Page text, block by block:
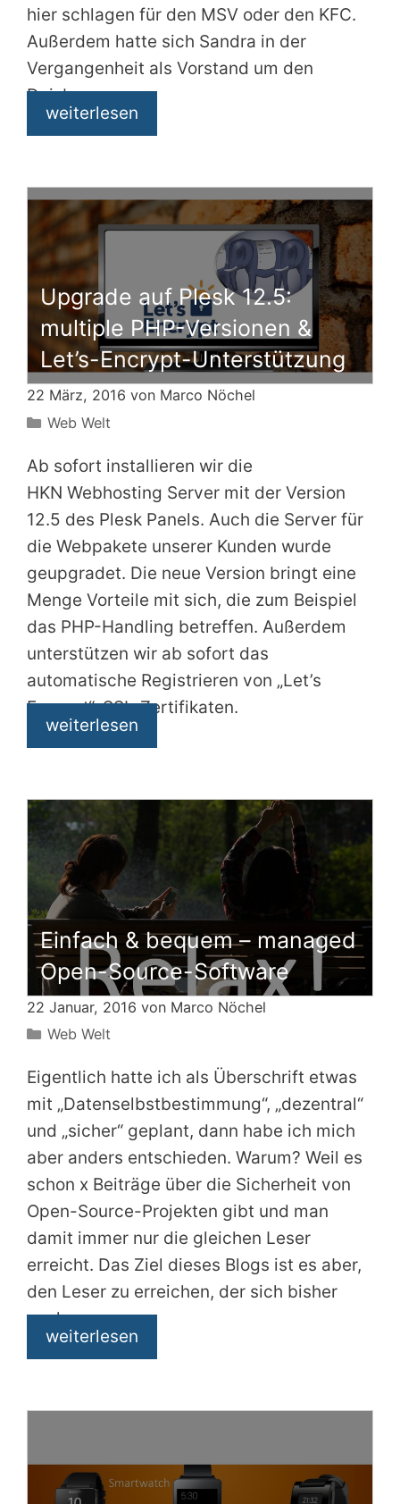
hier schlagen für den MSV oder den KFC.
Außerdem hatte sich Sandra in der
Vergangenheit als Vorstand um den
Duisburger
weiterlesen
Upgrade auf Plesk 12.5:
multiple PHP-Versionen &
Let’s-Encrypt-Unterstützung
22 März, 2016 von Marco Nöchel
Kategorien
Web Welt
Ab sofort installieren wir die
HKN Webhosting Server mit der Version
12.5 des Plesk Panels. Auch die Server für
die Webpakete unserer Kunden wurde
geupgradet. Die neue Version bringt eine
Menge Vorteile mit sich, die zum Beispiel
das PHP-Handling betreffen. Außerdem
unterstützen wir ab sofort das
automatische Registrieren von „Let’s
Encrypt“-SSL-Zertifikaten.
weiterlesen
Einfach & bequem – managed
Open-Source-Software
22 Januar, 2016 von Marco Nöchel
Kategorien
Web Welt
Eigentlich hatte ich als Überschrift etwas
mit „Datenselbstbestimmung“, „dezentral“
und „sicher“ geplant, dann habe ich mich
aber anders entschieden. Warum? Weil es
schon x Beiträge über die Sicherheit von
Open-Source-Projekten gibt und man
damit immer nur die gleichen Leser
erreicht. Das Ziel dieses Blogs ist es aber,
den Leser zu erreichen, der sich bisher
noch
weiterlesen